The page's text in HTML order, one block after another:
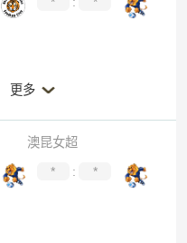
更多
澳昆女超
* :
*